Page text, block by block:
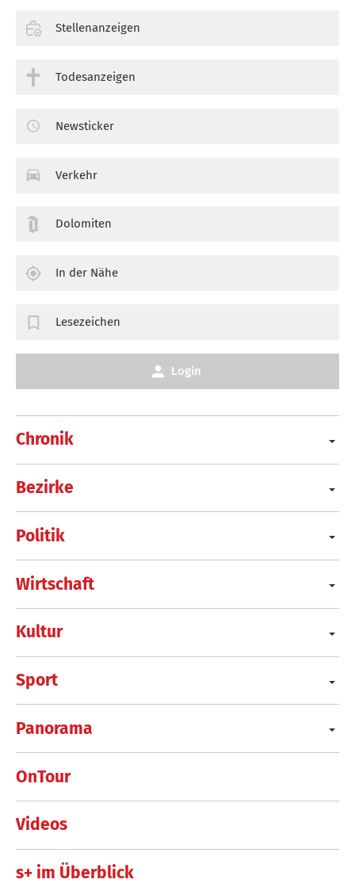
Chronik
Bezirke
Politik
Wirtschaft
Kultur
Sport
Panorama
OnTour
Videos
s+ im Überblick
Stellenanzeigen
Todesanzeigen
Newsticker
Verkehr
Dolomiten
In der Nähe
Lesezeichen
Login